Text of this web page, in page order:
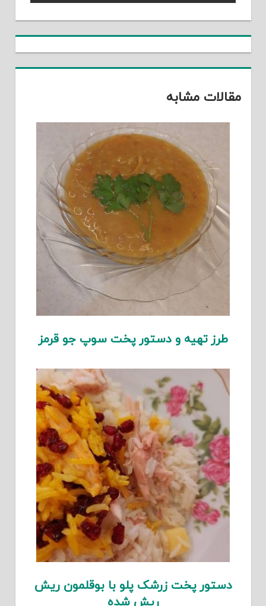
مقالات مشابه
طرز تهیه و دستور پخت سوپ جو قرمز
دستور پخت زرشک پلو با بوقلمون ریش
ریش شده